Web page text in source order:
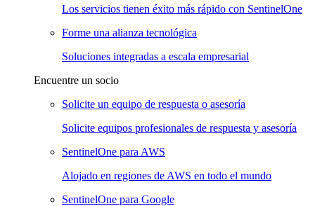
Los servicios tienen éxito más rápido con SentinelOne
Forme una alianza tecnológica
Soluciones integradas a escala empresarial
Encuentre un socio
Solicite un equipo de respuesta o asesoría
Solicite equipos profesionales de respuesta y asesoría
SentinelOne para AWS
Alojado en regiones de AWS en todo el mundo
SentinelOne para Google